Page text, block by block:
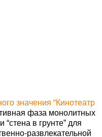
значения “Кинотеатр
фаза монолитных
“стена в грунте” для
развлекательной